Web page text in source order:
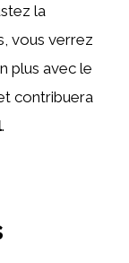
la
vous verrez
plus avec le
contribuera
.